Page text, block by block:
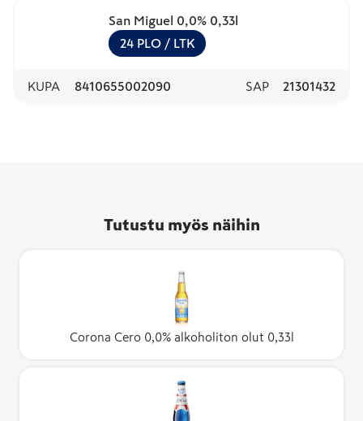
San Miguel 0,0% 0,33l
24 PLO / LTK
KUPA 8410655002090 SAP 21301432
Tutustu myös näihin
Corona Cero 0,0% alkoholiton olut 0,33l